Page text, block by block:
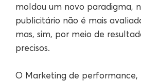
moldou um novo paradigma,
publicitário não é mais
mas, sim, por meio de
precisos.
O Marketing de